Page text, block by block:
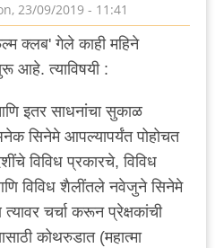
23/09/2019 - 11:41
क्लब' गेले काही महिने
आहे. त्याविषयी :
इतर साधनांचा सुकाळ
सिनेमे आपल्यापर्यंत पोहोचत
विविध प्रकारचे, विविध
विविध शैलींतले नवेजुने सिनेमे
चर्चा करून प्रेक्षकांची
कोथरुडात (महात्मा